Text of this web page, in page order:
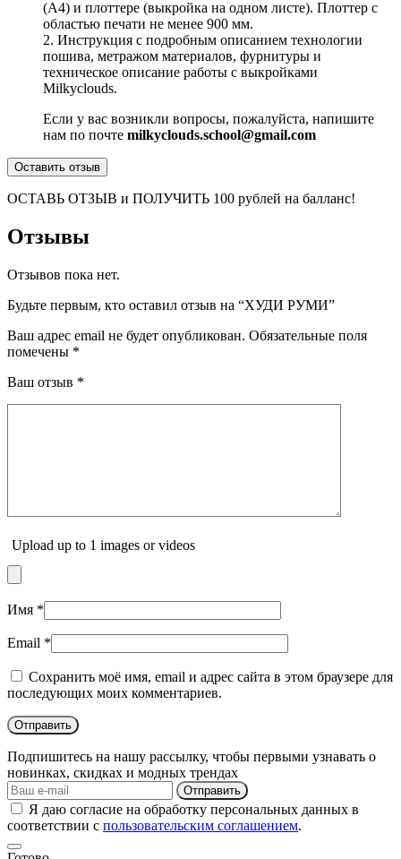
(А4) и плоттере (выкройка на одном листе). Плоттер с
областью печати не менее 900 мм.
2. Инструкция с подробным описанием технологии
пошива, метражом материалов, фурнитуры и
техническое описание работы с выкройками
Milkyclouds.
Если у вас возникли вопросы, пожалуйста, напишите
нам по почте milkyclouds.school@gmail.com
Оставить отзыв
ОСТАВЬ ОТЗЫВ и ПОЛУЧИТЬ 100 рублей на балланс!
Отзывы
Отзывов пока нет.
Будьте первым, кто оставил отзыв на “ХУДИ РУМИ”
Ваш адрес email не будет опубликован. Обязательные поля
помечены *
Ваш отзыв *
Upload up to 1 images or videos
Имя *
Email *
Сохранить моё имя, email и адрес сайта в этом браузере для
последующих моих комментариев.
Подпишитесь на нашу рассылку, чтобы первыми узнавать о
новинках, скидках и модных трендах
Отправить
Я даю согласие на обработку персональных данных в
соответствии с пользовательским соглашением.